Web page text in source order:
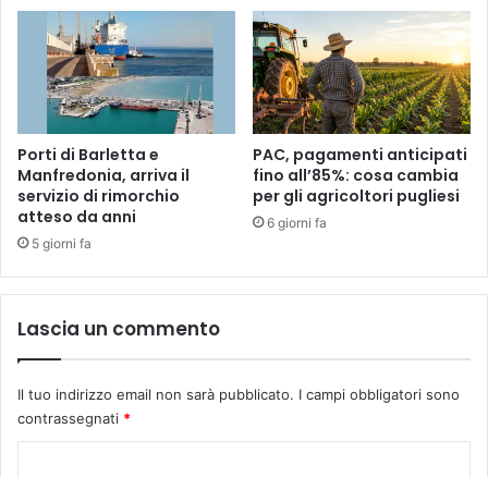
Porti di Barletta e
Manfredonia, arriva il
servizio di rimorchio
atteso da anni
5 giorni fa
PAC, pagamenti anticipati
fino all’85%: cosa cambia
per gli agricoltori pugliesi
6 giorni fa
Lascia un commento
Il tuo indirizzo email non sarà pubblicato. I campi obbligatori sono
contrassegnati *